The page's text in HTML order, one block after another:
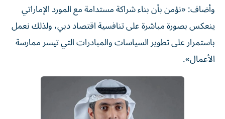
وأضاف: «نؤمن بأن بناء شراكة مستدامة مع المورد الإماراتي
ينعكس بصورة مباشرة على تنافسية اقتصاد دبي، ولذلك نعمل
باستمرار على تطوير السياسات والمبادرات التي تيسر ممارسة
الأعمال».